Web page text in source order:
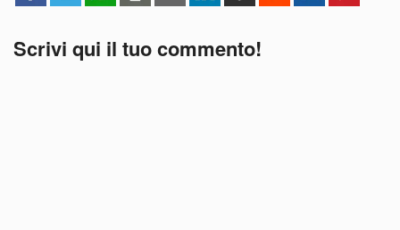
Scrivi qui il tuo commento!